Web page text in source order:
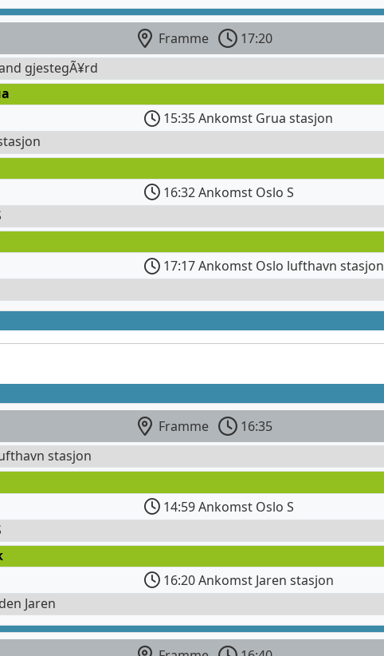
Framme
17:20
gjestegÃ¥rd
15:35 Ankomst Grua stasjon
16:32 Ankomst Oslo S
17:17 Ankomst Oslo lufthavn stasjon
Framme
16:35
stasjon
14:59 Ankomst Oslo S
16:20 Ankomst Jaren stasjon
Jaren